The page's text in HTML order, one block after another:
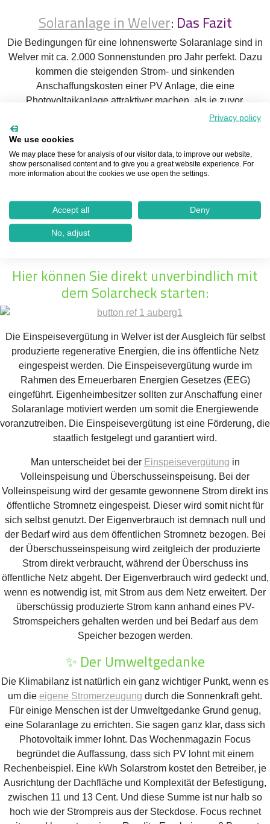
Solaranlage in Welver: Das Fazit
Die Bedingungen für eine lohnenswerte Solaranlage sind in
Welver mit ca. 2.000 Sonnenstunden pro Jahr perfekt. Dazu
kommen die steigenden Strom- und sinkenden
Anschaffungskosten einer PV Anlage, die eine
Photovoltaikanlage attraktiver machen, als je zuvor.
Egal ob Eigenheimbesitzer einer bestehenden Immobilie, einer
Dachsanierung oder Neubau mit dem Rundum-Sorglos-Paket
von Genialsolar sind Sie immer auf der richtigen Seite.
Unser geschultes Team in Welver steht Ihnen gerne mit Rat
installieren. Und das kann schnell gehen! Denn in vier
einfachen Schritten kommen Sie bei GenialSolar vom
unverbindlichen Solarcheck zur fertigen Solaranlage auf Ihrem
Hier können Sie direkt unverbindlich mit
dem Solarcheck starten:
Die Einspeisevergütung in Welver ist der Ausgleich für selbst
produzierte regenerative Energien, die ins öffentliche Netz
eingespeist werden. Die Einspeisevergütung wurde im
Rahmen des Erneuerbaren Energien Gesetzes (EEG)
eingeführt. Eigenheimbesitzer sollten zur Anschaffung einer
Solaranlage motiviert werden um somit die Energiewende
voranzutreiben. Die Einspeisevergütung ist eine Förderung, die
staatlich festgelegt und garantiert wird.
Man unterscheidet bei der Einspeisevergütung in
Volleinspeisung und Überschusseinspeisung. Bei der
Volleinspeisung wird der gesamte gewonnene Strom direkt ins
öffentliche Stromnetz eingespeist. Dieser wird somit nicht für
sich selbst genutzt. Der Eigenverbrauch ist demnach null und
der Bedarf wird aus dem öffentlichen Stromnetz bezogen. Bei
der Überschusseinspeisung wird zeitgleich der produzierte
Strom direkt verbraucht, während der Überschuss ins
öffentliche Netz abgeht. Der Eigenverbrauch wird gedeckt und,
wenn es notwendig ist, mit Strom aus dem Netz erweitert. Der
überschüssig produzierte Strom kann anhand eines PV-
Stromspeichers gehalten werden und bei Bedarf aus dem
Speicher bezogen werden.
✨ Der Umweltgedanke
Die Klimabilanz ist natürlich ein ganz wichtiger Punkt, wenn es
um die eigene Stromerzeugung durch die Sonnenkraft geht.
Für einige Menschen ist der Umweltgedanke Grund genug,
eine Solaranlage zu errichten. Sie sagen ganz klar, dass sich
Photovoltaik immer lohnt. Das Wochenmagazin Focus
begründet die Auffassung, dass sich PV lohnt mit einem
Rechenbeispiel. Eine kWh Solarstrom kostet den Betreiber, je
Ausrichtung der Dachfläche und Komplexität der Befestigung,
zwischen 11 und 13 Cent. Und diese Summe ist nur halb so
hoch wie der Strompreis aus der Steckdose. Focus rechnet
Privacy policy
We use cookies
We may place these for analysis of our visitor data, to improve our website,
show personalised content and to give you a great website experience. For
more information about the cookies we use open the settings.
Accept all Deny
No, adjust